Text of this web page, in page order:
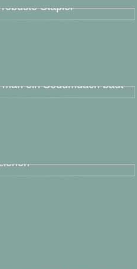
Stapler
ein Sedumdach baut